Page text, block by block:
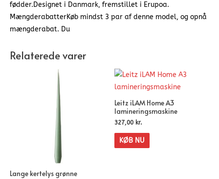
fødder.Designet i Danmark, fremstillet i Erupoa.
MængderabatterKøb mindst 3 par af denne model, og opnå
mængderabat. Du
Relaterede varer
Lange kertelys grønne
Leitz iLAM Home A3
lamineringsmaskine
327,00 kr.
KØB NU